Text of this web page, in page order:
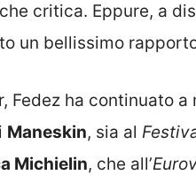
critica. Eppure, a
un bellissimo
Fedez ha continuato a
Maneskin, sia al
Michielin, che all’